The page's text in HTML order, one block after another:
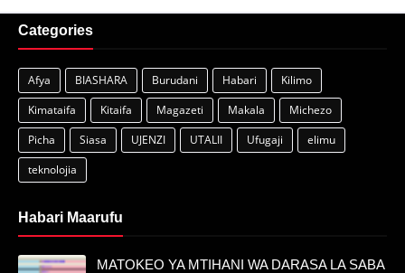
Categories
Afya BIASHARA Burudani Habari
Kilimo
Kimataifa
Kitaifa Magazeti Makala
Michezo
Picha
Siasa UJENZI UTALII Ufugaji
elimu
teknolojia
Habari Maarufu
MATOKEO YA MTIHANI WA DARASA LA SABA